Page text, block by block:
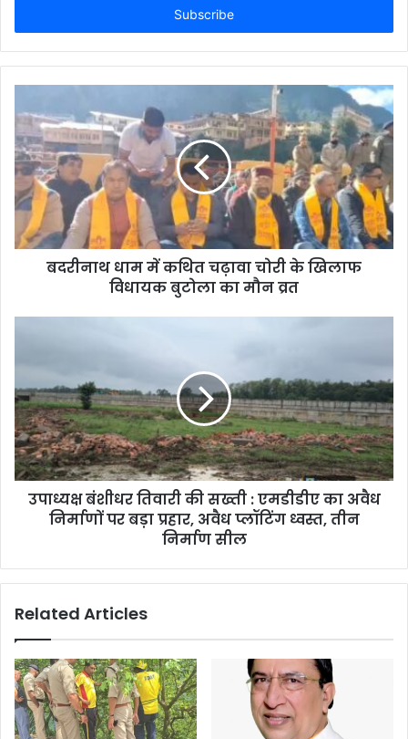
बदरीनाथ धाम में कथित चढ़ावा चोरी के खिलाफ
विधायक बुटोला का मौन व्रत
उपाध्यक्ष बंशीधर तिवारी की सख्ती : एमडीडीए का अवैध
निर्माणों पर बड़ा प्रहार, अवैध प्लॉटिंग ध्वस्त, तीन
निर्माण सील
Related Articles